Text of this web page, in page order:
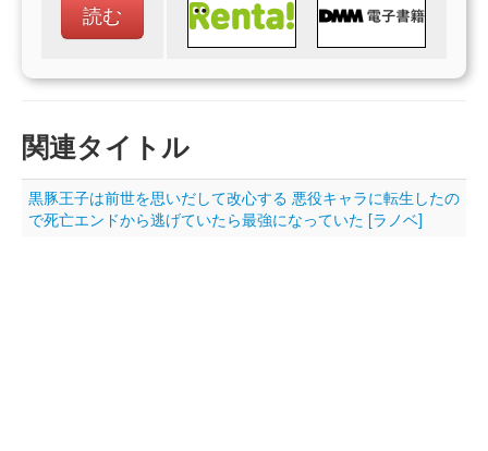
読む
関連タイトル
黒豚王子は前世を思いだして改心する 悪役キャラに転生したの
で死亡エンドから逃げていたら最強になっていた [ラノベ]